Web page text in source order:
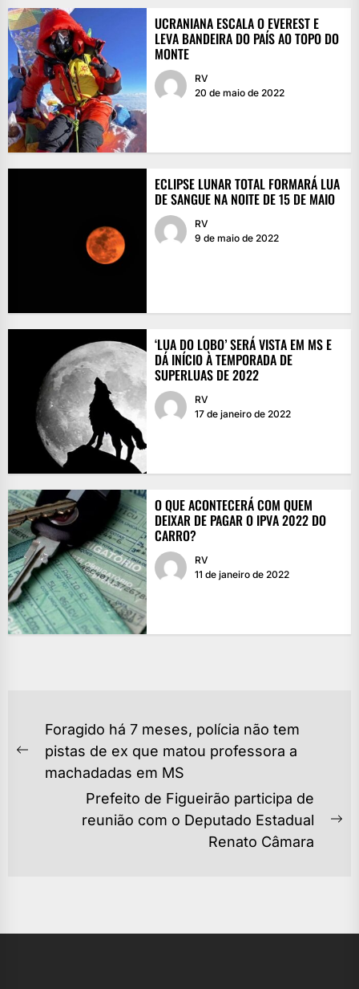
UCRANIANA ESCALA O EVEREST E
LEVA BANDEIRA DO PAÍS AO TOPO DO
MONTE
RV
20 de maio de 2022
ECLIPSE LUNAR TOTAL FORMARÁ LUA
DE SANGUE NA NOITE DE 15 DE MAIO
RV
9 de maio de 2022
‘LUA DO LOBO’ SERÁ VISTA EM MS E
DÁ INÍCIO À TEMPORADA DE
SUPERLUAS DE 2022
RV
17 de janeiro de 2022
O QUE ACONTECERÁ COM QUEM
DEIXAR DE PAGAR O IPVA 2022 DO
CARRO?
RV
11 de janeiro de 2022
NAVEGAÇÃO
DE
POST
Previous
post:
Foragido há 7 meses, polícia não tem
pistas de ex que matou professora a
machadadas em MS
Prefeito de Figueirão participa de
reunião com o Deputado Estadual
Renato Câmara